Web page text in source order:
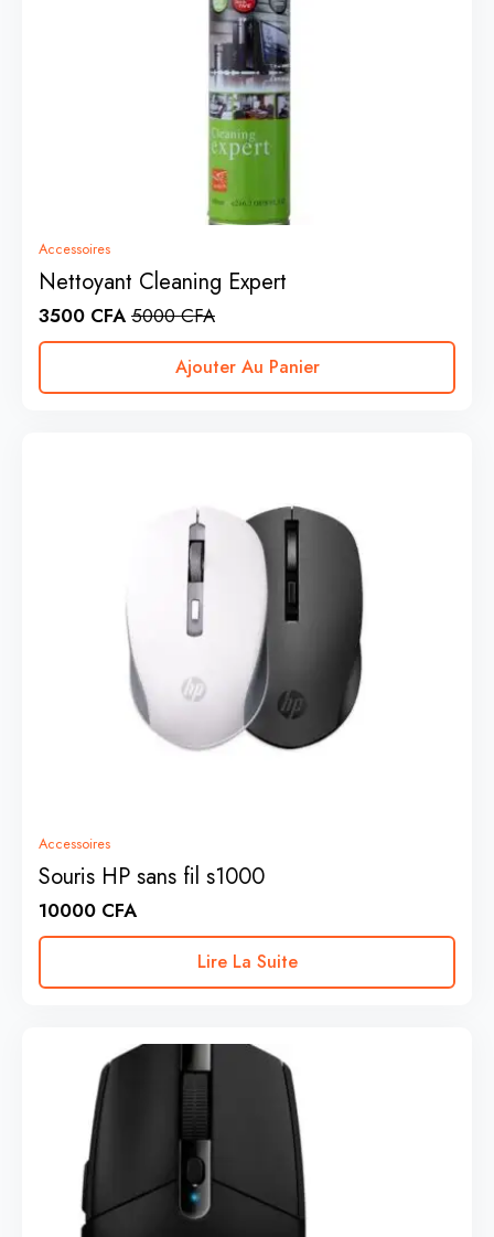
Accessoires
Nettoyant Cleaning Expert
5000CFA
3500 CFA
Ajouter Au Panier
Accessoires
Souris HP sans fil s1000
10000 CFA
Lire La Suite